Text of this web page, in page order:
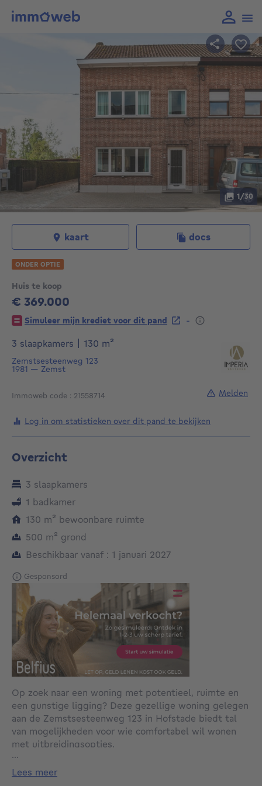
Huis te koop
€ 369.000
369000€
Simuleer mijn krediet voor dit pand
-
3 slaapkamers | 130 m²
Zemstsesteenweg 123
1981 — Zemst
Immoweb code : 21558714
1/30
kaart docs
ONDER OPTIE
Log in om statistieken over dit pand te bekijken
Melden
Overzicht
3 slaapkamers
1 badkamer
130 m² vierkante meters
bewoonbare ruimte
500 m² vierkante meters
grond
Beschikbaar vanaf : 1 januari 2027
Gesponsord
Op zoek naar een woning met potentieel, ruimte en
een gunstige ligging? Deze gezellige woning gelegen
aan de Zemstsesteenweg 123 in Hofstade biedt tal
van mogelijkheden voor wie comfortabel wil wonen
met uitbreidingsopties.
Bij het betreden van de woning komt u in de
inkomhal, die toegang geeft tot de lichtrijke
...
lees meer